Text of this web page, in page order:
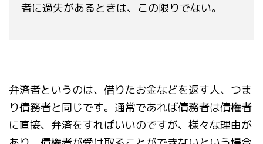
者に過失があるときは、この限りでない。
弁済者というのは、借りたお金などを返す人、つま
り債務者と同じです。通常であれば債務者は債権者
に直接、弁済をすればいいのですが、様々な理由が